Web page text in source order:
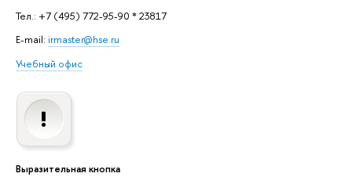
Тел.: +7 (495) 772-95-90 * 23817
E-mail: irmaster@hse.ru
Учебный офис
Выразительная кнопка